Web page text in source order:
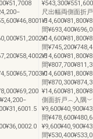
尺出幅両側面折
間
間
間
間
側面折戸︵入隅
間
間